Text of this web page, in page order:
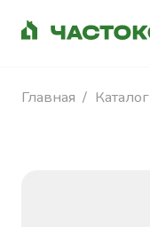
Главная Каталог